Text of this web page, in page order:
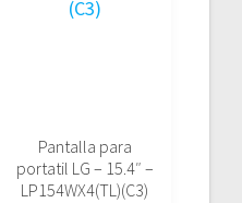
Pantalla para
portatil LG – 15.4″ –
LP154WX4(TL)(C3)